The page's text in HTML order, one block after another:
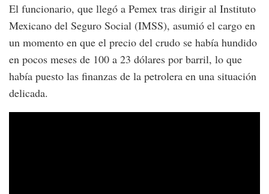
El funcionario, que llegó a Pemex tras dirigir al Instituto
Mexicano del Seguro Social (IMSS), asumió el cargo en
un momento en que el precio del crudo se había hundido
en pocos meses de 100 a 23 dólares por barril, lo que
había puesto las finanzas de la petrolera en una situación
delicada.